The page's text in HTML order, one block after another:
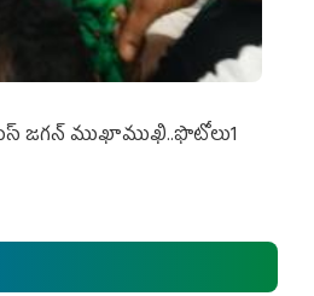
జ‌గ‌న్ ముఖాముఖి..ఫొటోలు1